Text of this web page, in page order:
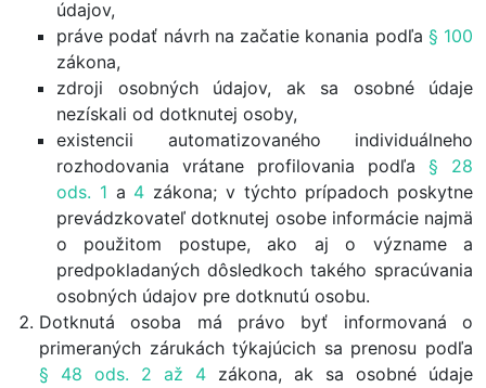
údajov,
práve podať návrh na začatie konania podľa § 100
zákona,
zdroji osobných údajov, ak sa osobné údaje
nezískali od dotknutej osoby,
existencii automatizovaného individuálneho
rozhodovania vrátane profilovania podľa § 28
ods. 1 a 4 zákona; v týchto prípadoch poskytne
prevádzkovateľ dotknutej osobe informácie najmä
o použitom postupe, ako aj o význame a
predpokladaných dôsledkoch takého spracúvania
osobných údajov pre dotknutú osobu.
Dotknutá osoba má právo byť informovaná o
primeraných zárukách týkajúcich sa prenosu podľa
§ 48 ods. 2 až 4 zákona, ak sa osobné údaje